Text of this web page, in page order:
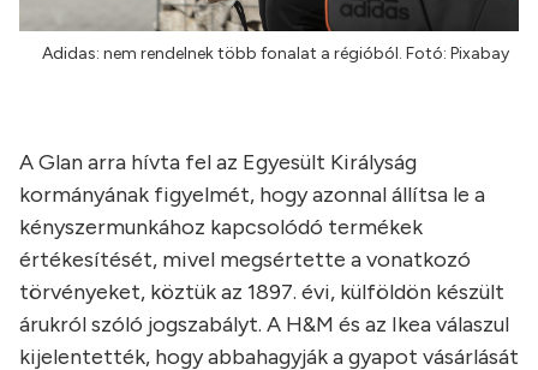
Adidas: nem rendelnek több fonalat a régióból. Fotó: Pixabay
A Glan arra hívta fel az Egyesült Királyság
kormányának figyelmét, hogy azonnal állítsa le a
kényszermunkához kapcsolódó termékek
értékesítését, mivel megsértette a vonatkozó
törvényeket, köztük az 1897. évi, külföldön készült
árukról szóló jogszabályt. A H&M és az Ikea válaszul
kijelentették, hogy abbahagyják a gyapot vásárlását